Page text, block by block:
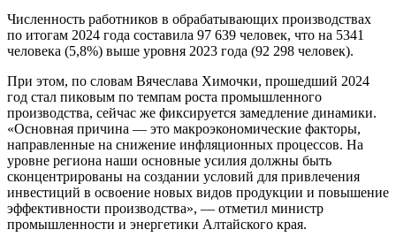
Численность работников в обрабатывающих производствах
по итогам 2024 года составила 97 639 человек, что на 5341
человека (5,8%) выше уровня 2023 года (92 298 человек).
При этом, по словам Вячеслава Химочки, прошедший 2024
год стал пиковым по темпам роста промышленного
производства, сейчас же фиксируется замедление динамики.
«Основная причина — это макроэкономические факторы,
направленные на снижение инфляционных процессов. На
уровне региона наши основные усилия должны быть
сконцентрированы на создании условий для привлечения
инвестиций в освоение новых видов продукции и повышение
эффективности производства», — отметил министр
промышленности и энергетики Алтайского края.